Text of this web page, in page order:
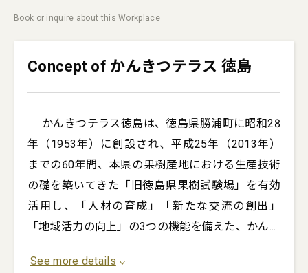
Book or inquire about this Workplace
Concept of かんきつテラス 徳島
年（1953年）に創設され、平成25年（2013年）
までの60年間、本県の果樹産地における生産技術
の礎を築いてきた「旧徳島県果樹試験場」を有効
活用し、「人材の育成」「新たな交流の創出」
「地域活力の向上」の3つの機能を備えた、かん...
See more details